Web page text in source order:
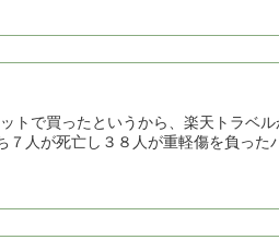
トで買ったというから、楽天トラベ
人が死亡し３８人が重軽傷を負った